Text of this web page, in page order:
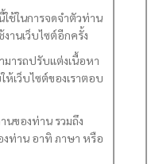
ช้ในการจดจำตัวท่าน
านเว็บไซต์อีกครั้ง
มารถปรับแต่งเนื้อหา
เว็บไซต์ของเราตอบ
นของท่าน รวมถึง
งท่าน อาทิ ภาษา หรือ